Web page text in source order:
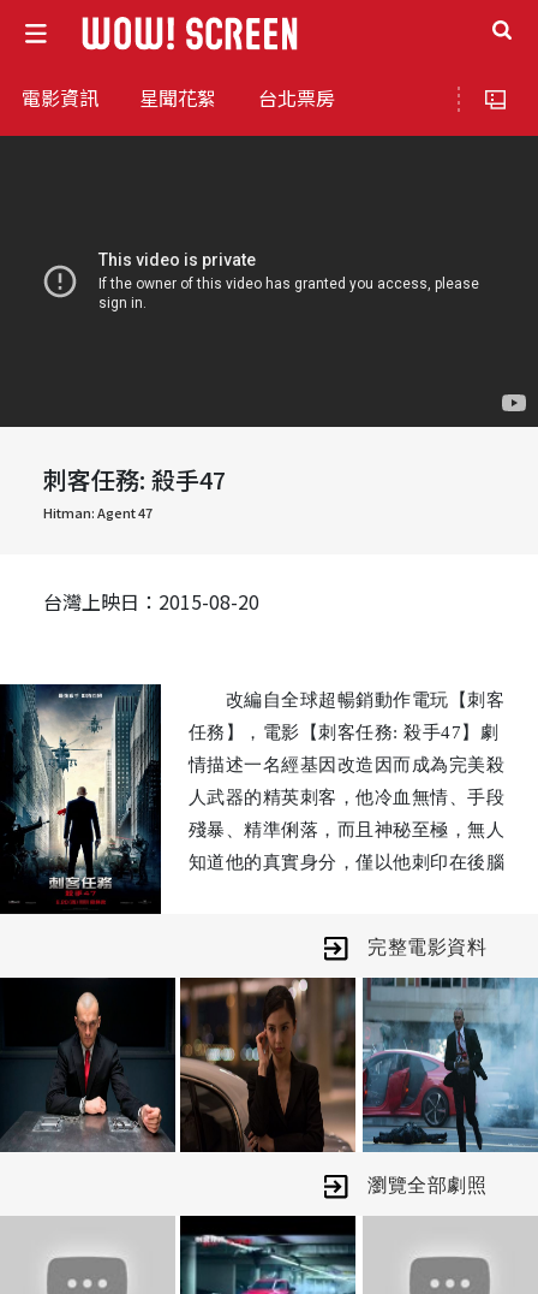
電影資訊 星聞花絮 台北票房
刺客任務: 殺手47
Hitman: Agent 47
台灣上映日：2015-08-20
改編自全球超暢銷動作電玩【刺客
任務】，電影【刺客任務: 殺手47】劇
情描述一名經基因改造因而成為完美殺
人武器的精英刺客，他冷血無情、手段
殘暴、精準俐落，而且神秘至極，無人
知道他的真實身分，僅以他刺印在後腦
培養出的第47位基因改造複製人，擁有
前所未見的體能、速度、耐力及智慧，
也是當中最成功的結晶。
殺手47所要面臨的考驗是要對抗一
個企圖挖掘他的機密，以培養出比他更
強大的殺人軍隊之巨型組織，並將與一
名可能握有擊潰這個神秘邪惡組織關鍵
機密的女性聯手，同時，逐步解開他個
人身世背後的真相，並展開最龐大的刺
客任務，以殲滅最頑固致命的敵手。
完整電影資料
瀏覽全部劇照